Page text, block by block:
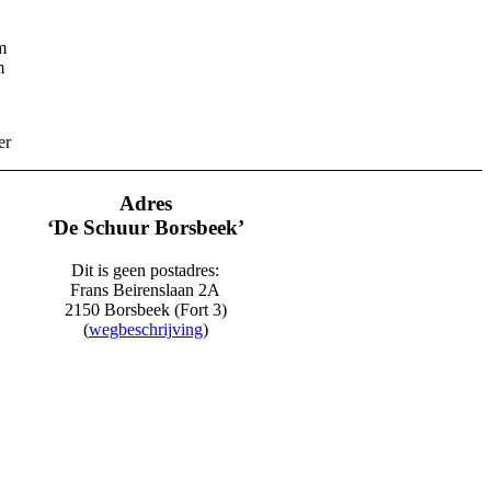
Adres
‘De Schuur Borsbeek’
Dit is geen postadres:
Frans Beirenslaan 2A
2150 Borsbeek (Fort 3)
(wegbeschrijving)